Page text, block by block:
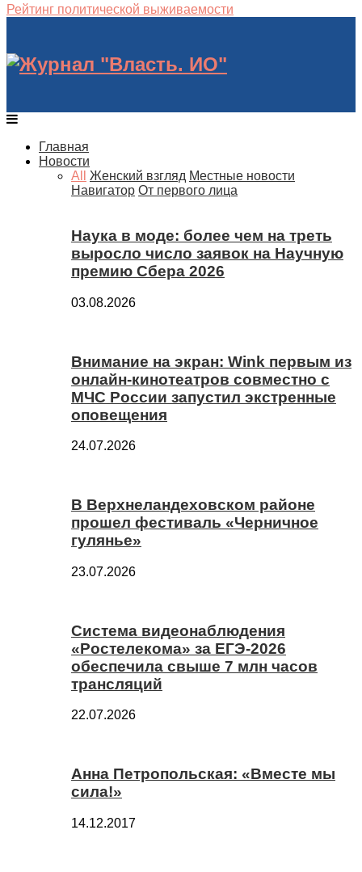
Рейтинг политической выживаемости
Главная
Новости
All
Женский взгляд Местные новости
Навигатор От первого лица
Наука в моде: более чем на треть
выросло число заявок на Научную
премию Сбера 2026
03.08.2026
Внимание на экран: Wink первым из
онлайн-кинотеатров совместно с
МЧС России запустил экстренные
оповещения
24.07.2026
В Верхнеландеховском районе
прошел фестиваль «Черничное
гулянье»
23.07.2026
Система видеонаблюдения
«Ростелекома» за ЕГЭ-2026
обеспечила свыше 7 млн часов
трансляций
22.07.2026
Анна Петропольская: «Вместе мы
сила!»
14.12.2017